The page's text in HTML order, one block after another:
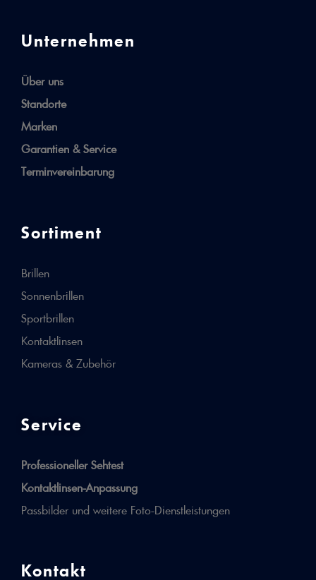
Unternehmen
Über uns
Standorte
Marken
Garantien & Service
Terminvereinbarung
Sortiment
Brillen
Sonnenbrillen
Sportbrillen
Kontaktlinsen
Kameras & Zubehör
Service
Professioneller Sehtest
Kontaktlinsen-Anpassung
Passbilder und weitere Foto-Dienstleistungen
Kontakt